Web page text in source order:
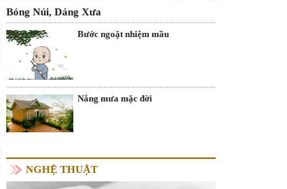
Bóng Núi, Dáng Xưa
Bước ngoặt nhiệm mầu
Nắng mưa mặc đời
NGHỆ THUẬT